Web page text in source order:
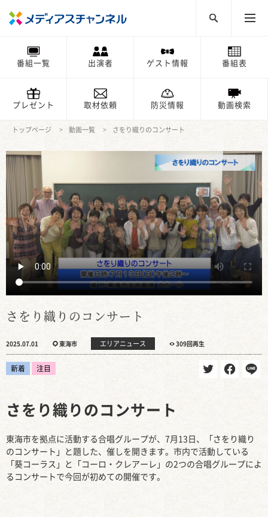
番組一覧 出演者 ゲスト情報 番組表
プレゼント 取材依頼 防災情報 動画検索
トップページ 動画一覧 さをり織りのコンサート
さをり織りのコンサート
2025.07.01 東海市 エリアニュース 309回再生
新着 注目
さをり織りのコンサート
東海市を拠点に活動する合唱グループが、7月13日、「さをり織り
のコンサート」と題した、催しを開きます。市内で活動している
「葵コーラス」と「コーロ・クレアーレ」の2つの合唱グループによ
るコンサートで今回が初めての開催です。